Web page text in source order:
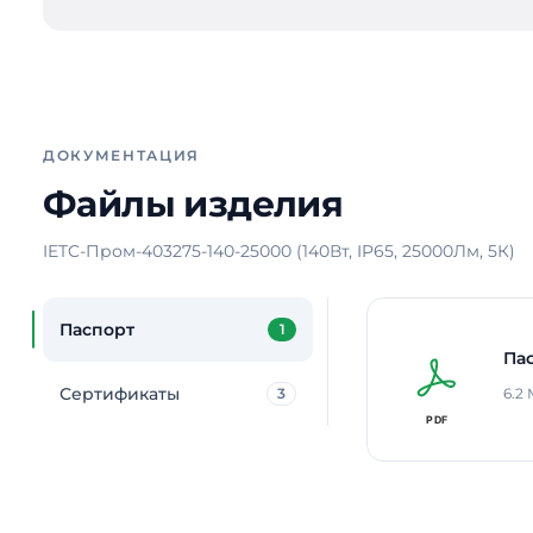
ДОКУМЕНТАЦИЯ
Файлы изделия
IETC-Пром-403275-140-25000 (140Вт, IP65, 25000Лм, 5К)
Паспорт 1
Сертификаты 3 6.2